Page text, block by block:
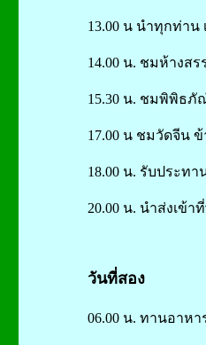
13.00 น นำทุกท่าน
14.00 น. ชมห้างส
15.30 น. ชมพิพิธภั
17.00 น ชมวัดจีน
18.00 น. รับประท
20.00 น. นำส่งเข้
วันที่สอง
06.00 น. ทานอาหา